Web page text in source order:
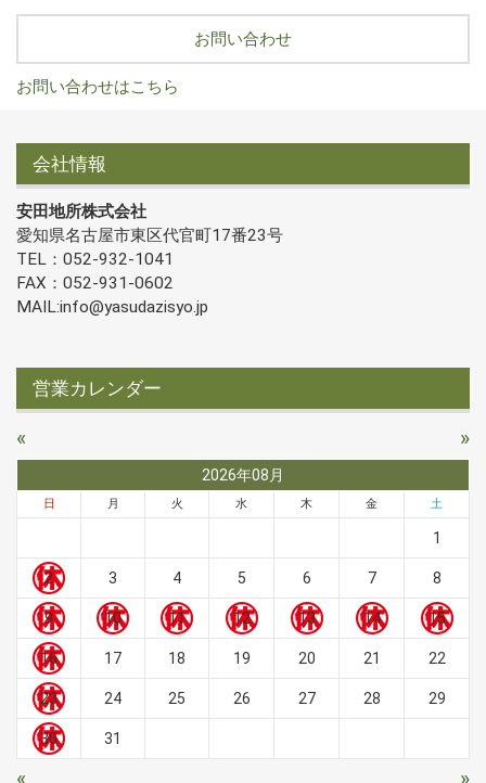
お問い合わせ
お問い合わせはこちら
会社情報
安田地所株式会社
愛知県名古屋市東区代官町17番23号
TEL：052-932-1041
FAX：052-931-0602
MAIL:info@yasudazisyo.jp
営業カレンダー
« »
2026年08月
日 月 火 水 木 金 土
1
2 3 4 5 6 7 8
9 10 11 12 13 14 15
16 17 18 19 20 21 22
23 24 25 26 27 28 29
30 31